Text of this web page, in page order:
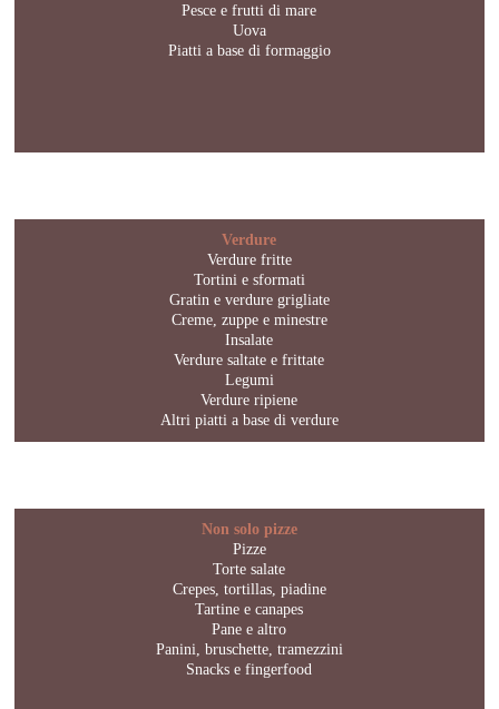
Pesce e frutti di mare
Uova
Piatti a base di formaggio
Verdure
Verdure fritte
Tortini e sformati
Gratin e verdure grigliate
Creme, zuppe e minestre
Insalate
Verdure saltate e frittate
Legumi
Verdure ripiene
Altri piatti a base di verdure
Non solo pizze
Pizze
Torte salate
Crepes, tortillas, piadine
Tartine e canapes
Pane e altro
Panini, bruschette, tramezzini
Snacks e fingerfood